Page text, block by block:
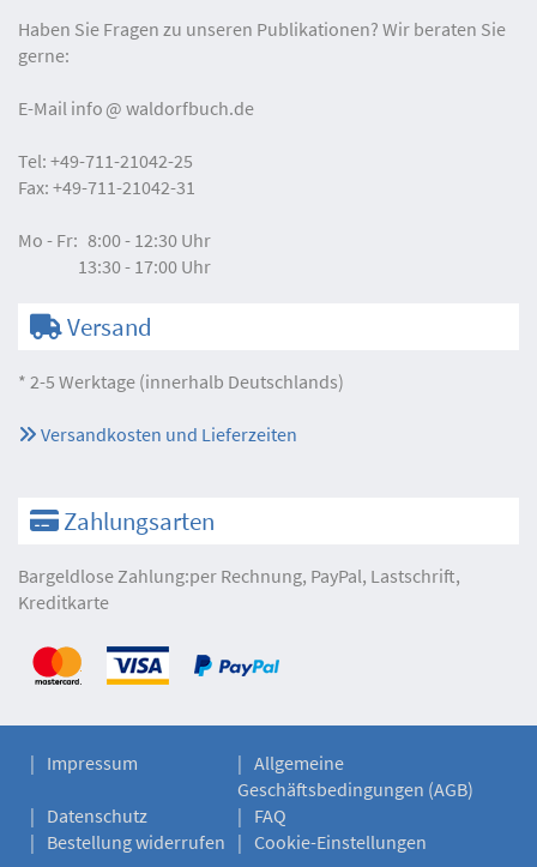
Haben Sie Fragen zu unseren Publikationen? Wir beraten Sie
gerne:
E-Mail info waldorfbuch.de
Tel: +49-711-21042-25
Fax: +49-711-21042-31
Mo - Fr: 8:00 - 12:30 Uhr
13:30 - 17:00 Uhr
Versand
* 2-5 Werktage (innerhalb Deutschlands)
Versandkosten und Lieferzeiten
Zahlungsarten
Bargeldlose Zahlung:per Rechnung, PayPal, Lastschrift,
Kreditkarte
Impressum
Allgemeine
Geschäftsbedingungen (AGB)
Datenschutz
FAQ
Bestellung widerrufen
Cookie-Einstellungen